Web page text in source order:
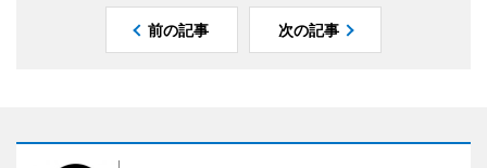
前の記事 次の記事